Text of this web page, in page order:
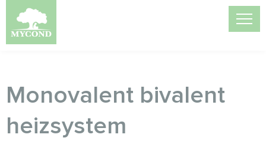
Monovalent bivalent
heizsystem